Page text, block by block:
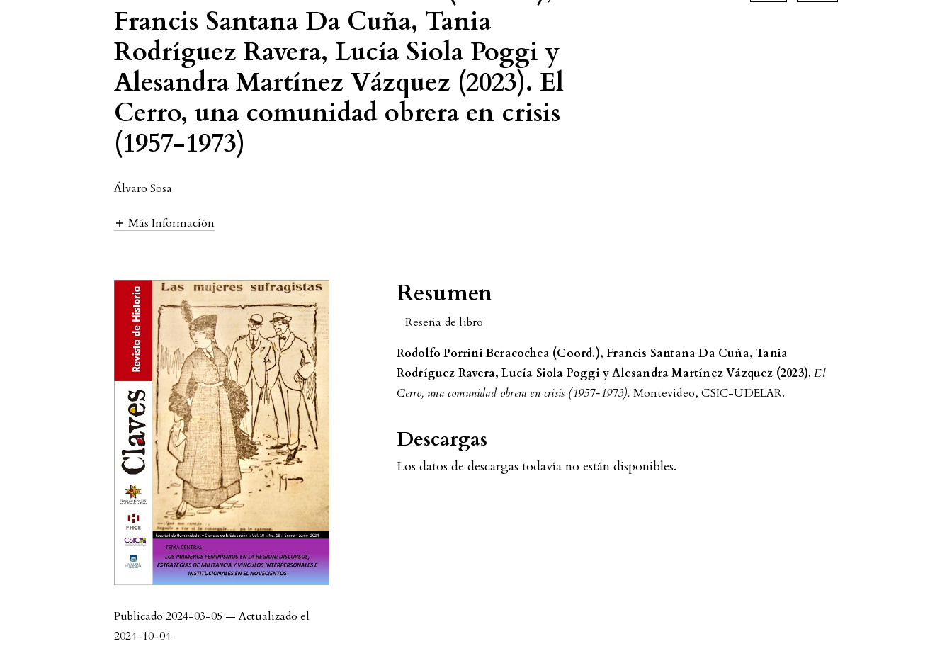
Francis Santana Da Cuña, Tania
Rodríguez Ravera, Lucía Siola Poggi y
Alesandra Martínez Vázquez (2023). El
Cerro, una comunidad obrera en crisis
(1957-1973)
Álvaro Sosa
Más Información
Publicado 2024-03-05 — Actualizado el
2024-10-04
Resumen
Reseña de libro
Rodolfo Porrini Beracochea (Coord.), Francis Santana Da Cuña, Tania
Rodríguez Ravera, Lucía Siola Poggi y Alesandra Martínez Vázquez (2023). El
Cerro, una comunidad obrera en crisis (1957-1973).Montevideo, CSIC-UDELAR.
Descargas
Los datos de descargas todavía no están disponibles.